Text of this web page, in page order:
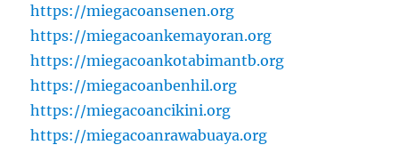
https://miegacoansenen.org
https://miegacoankemayoran.org
https://miegacoankotabimantb.org
https://miegacoanbenhil.org
https://miegacoancikini.org
https://miegacoanrawabuaya.org